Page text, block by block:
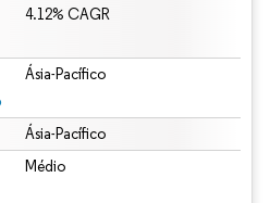
4.12% CAGR
Ásia-Pacífico
Ásia-Pacífico
Médio